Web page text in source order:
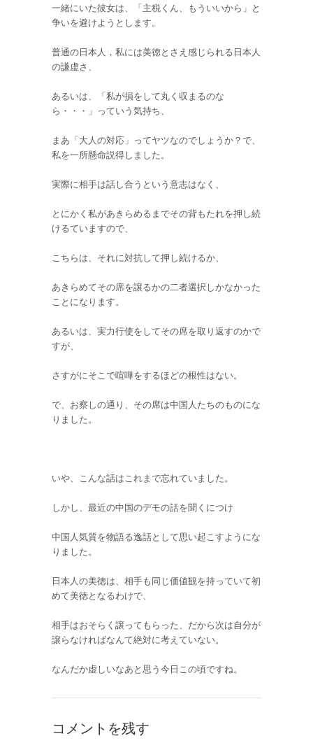
一緒にいた彼女は、「主税くん、もういいから」と
争いを避けようとします。
普通の日本人，私には美徳とさえ感じられる日本人
の謙虚さ、
あるいは、「私が損をして丸く収まるのな
ら・・・」っていう気持ち、
まあ「大人の対応」ってヤツなのでしょうか？で、
私を一所懸命説得しました。
実際に相手は話し合うという意志はなく、
とにかく私があきらめるまでその背もたれを押し続
けるていますので、
こちらは、それに対抗して押し続けるか、
あきらめてその席を譲るかの二者選択しかなかった
ことになります。
あるいは、実力行使をしてその席を取り返すのかで
すが、
さすがにそこで喧嘩をするほどの根性はない。
で、お察しの通り、その席は中国人たちのものにな
りました。
いや、こんな話はこれまで忘れていました。
しかし、最近の中国のデモの話を聞くにつけ
中国人気質を物語る逸話として思い起こすようにな
りました。
日本人の美徳は、相手も同じ価値観を持っていて初
めて美徳となるわけで、
相手はおそらく譲ってもらった、だから次は自分が
譲らなければなんて絶対に考えていない。
なんだか虚しいなあと思う今日この頃ですね。
コメントを残す